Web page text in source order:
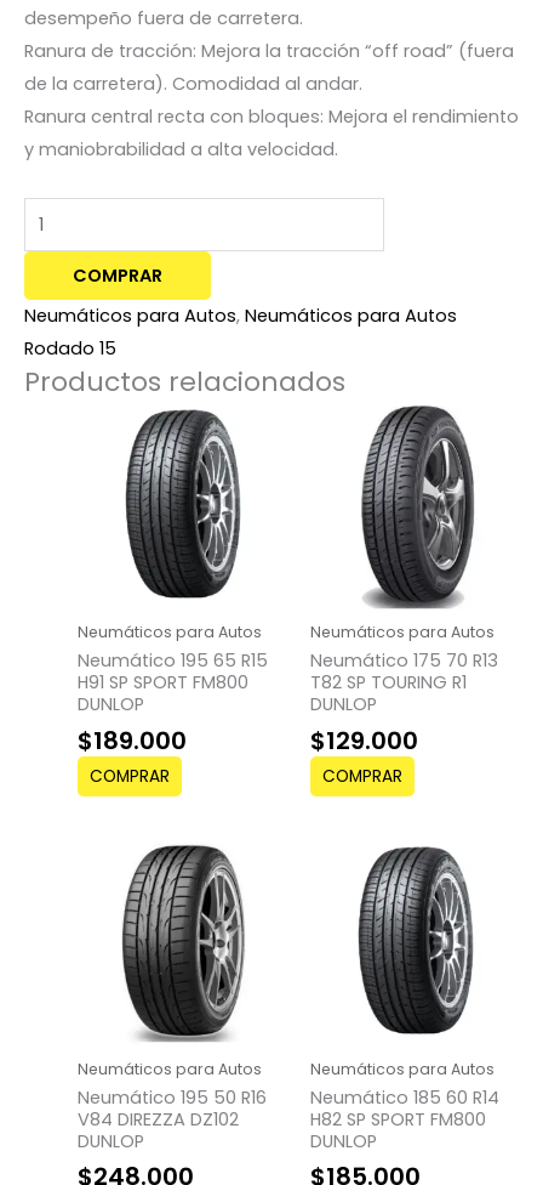
desempeño fuera de carretera.
Ranura de tracción: Mejora la tracción “off road” (fuera
de la carretera). Comodidad al andar.
Ranura central recta con bloques: Mejora el rendimiento
y maniobrabilidad a alta velocidad.
COMPRAR
Neumáticos para Autos, Neumáticos para Autos
Rodado 15
Productos relacionados
Neumáticos para Autos
Neumático 195 65 R15
H91 SP SPORT FM800
DUNLOP
$189.000
COMPRAR
Neumáticos para Autos
Neumático 175 70 R13
T82 SP TOURING R1
DUNLOP
$129.000
COMPRAR
Neumáticos para Autos
Neumático 195 50 R16
V84 DIREZZA DZ102
DUNLOP
$248.000
Neumáticos para Autos
Neumático 185 60 R14
H82 SP SPORT FM800
DUNLOP
$185.000